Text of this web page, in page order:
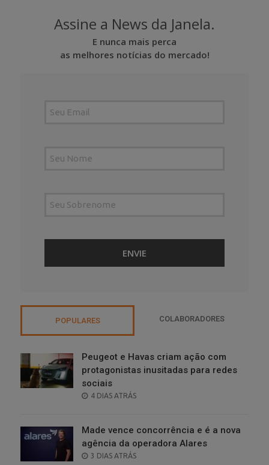
Assine a News da Janela.
E nunca mais perca
as melhores notícias do mercado!
POPULARES COLABORADORES
Peugeot e Havas criam ação com
protagonistas inusitadas para redes
sociais
POSTED
4 DIAS ATRÁS
Made vence concorrência e é a nova
agência da operadora Alares
POSTED
3 DIAS ATRÁS